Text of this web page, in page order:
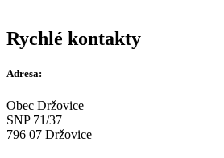
Rychlé kontakty
Adresa:
Obec Držovice
SNP 71/37
796 07 Držovice